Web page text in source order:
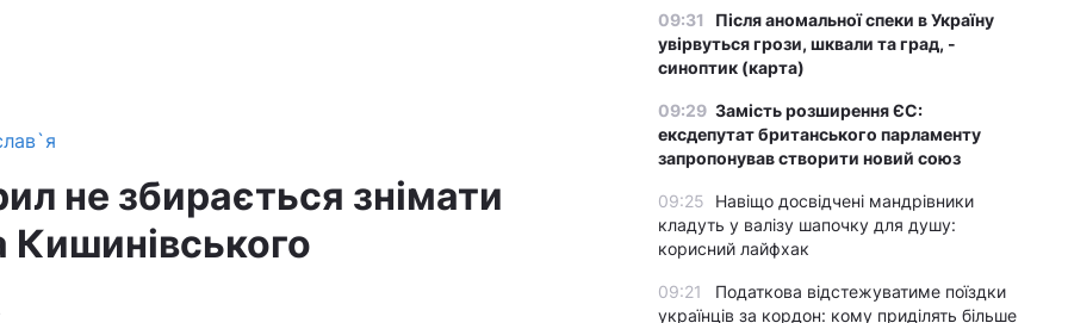
не збирається знімати
Кишинівського
09:31
Після аномальної спеки в Україну
увірвуться грози, шквали та град, -
синоптик (карта)
09:29 Замість розширення ЄС:
ексдепутат британського парламенту
запропонував створити новий союз
09:25
Навіщо досвідчені мандрівники
кладуть у валізу шапочку для душу:
корисний лайфхак
09:21
Податкова відстежуватиме поїздки
українців за кордон: кому приділять більше